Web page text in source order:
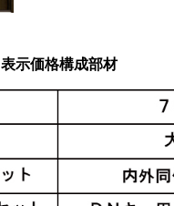
表示価格構成部材